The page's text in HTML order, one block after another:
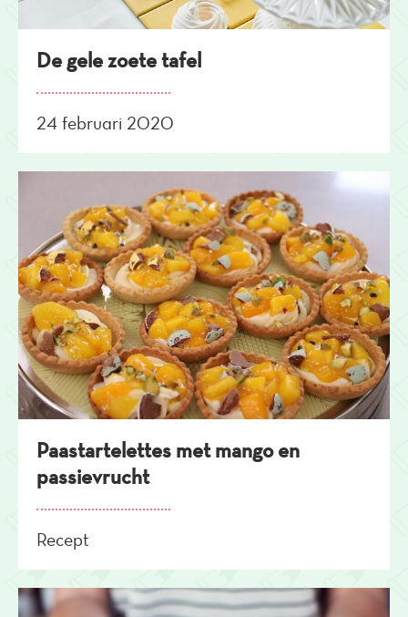
De gele zoete tafel
24 februari 2020
Paastartelettes met mango en
passievrucht
Recept